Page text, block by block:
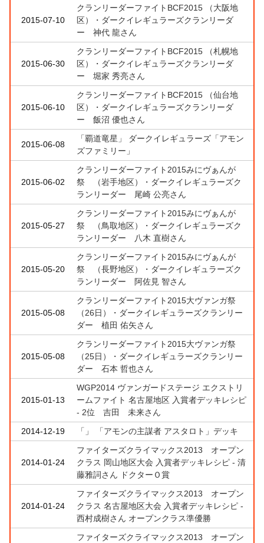
2015-07-10
クランリーダーファイトBCF2015 （大阪地
区）・ダークイレギュラーズクランリーダ
ー 神代 龍さん
2015-06-30
クランリーダーファイトBCF2015 （札幌地
区）・ダークイレギュラーズクランリーダ
ー 堀家 秀亮さん
2015-06-10
クランリーダーファイトBCF2015 （仙台地
区）・ダークイレギュラーズクランリーダ
ー 飯沼 優也さん
2015-06-08
「覇道竜星」 ダークイレギュラーズ「アモン
ズファミリー」
2015-06-02
クランリーダーファイト2015みにヴぁんが
祭 （岩手地区）・ダークイレギュラーズク
ランリーダー 尾崎 公亮さん
2015-05-27
クランリーダーファイト2015みにヴぁんが
祭 （鳥取地区）・ダークイレギュラーズク
ランリーダー 八木 直樹さん
2015-05-20
クランリーダーファイト2015みにヴぁんが
祭 （長野地区）・ダークイレギュラーズク
ランリーダー 阿佐見 智さん
2015-05-08
クランリーダーファイト2015大ヴァンガ祭
（26日）・ダークイレギュラーズクランリー
ダー 植田 佑矢さん
2015-05-08
クランリーダーファイト2015大ヴァンガ祭
（25日）・ダークイレギュラーズクランリー
ダー 石本 哲也さん
2015-01-13
WGP2014 ヴァンガードステージ エクストリ
ームファイト 名古屋地区 入賞者デッキレシピ
- 2位 吉田 未来さん
2014-12-19
「」 「アモンの主謀者 アスタロト」デッキ
2014-01-24
ファイターズクライマックス2013 オープン
クラス 岡山地区大会 入賞者デッキレシピ - 清
藤雅詞さん ドクターＯ賞
2014-01-24
ファイターズクライマックス2013 オープン
クラス 名古屋地区大会 入賞者デッキレシピ -
西村成樹さん オープンクラス準優勝
ファイターズクライマックス2013 オープン